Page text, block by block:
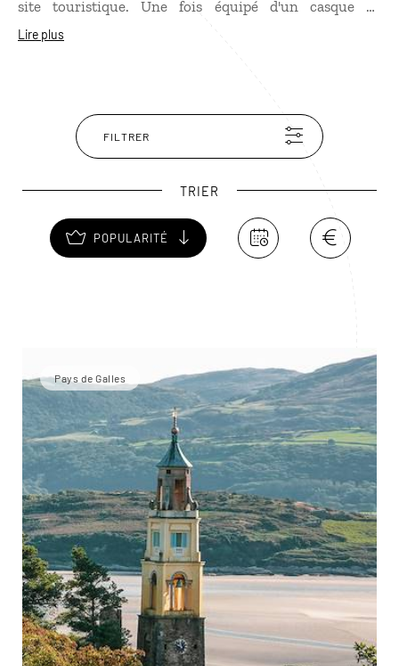
site touristique. Une fois équipé d'un casque de
chantier, vous descendrez dans la mine par un
Lire plus
FILTRER
TRIER
POPULARITÉ
Pays de Galles